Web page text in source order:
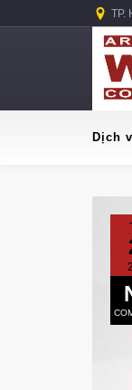
TP.
Dịch